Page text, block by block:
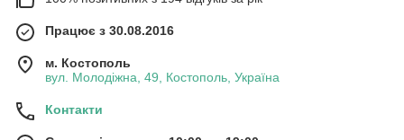
Працює з 30.08.2016
м. Костополь
вул. Молодіжна, 49, Костополь, Україна
Контакти